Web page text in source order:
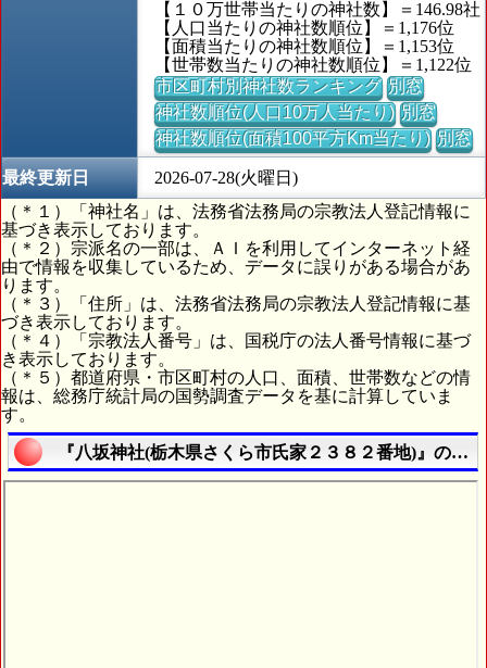
【１０万世帯当たりの神社数】＝146.98社
【人口当たりの神社数順位】＝1,176位
【面積当たりの神社数順位】＝1,153位
【世帯数当たりの神社数順位】＝1,122位
市区町村別神社数ランキング 別窓
神社数順位(人口10万人当たり) 別窓
神社数順位(面積100平方Km当たり) 別窓
最終更新日
2026-07-28(火曜日)
（＊１）「神社名」は、法務省法務局の宗教法人登記情報に
基づき表示しております。
（＊２）宗派名の一部は、ＡＩを利用してインターネット経
由で情報を収集しているため、データに誤りがある場合があ
ります。
（＊３）「住所」は、法務省法務局の宗教法人登記情報に基
づき表示しております。
（＊４）「宗教法人番号」は、国税庁の法人番号情報に基づ
き表示しております。
（＊５）都道府県・市区町村の人口、面積、世帯数などの情
報は、総務庁統計局の国勢調査データを基に計算していま
す。
『八坂神社(栃木県さくら市氏家２３８２番地)』の航